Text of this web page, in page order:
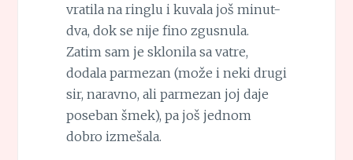
vratila na ringlu i kuvala još minut-
dva, dok se nije fino zgusnula.
Zatim sam je sklonila sa vatre,
dodala parmezan (može i neki drugi
sir, naravno, ali parmezan joj daje
poseban šmek), pa još jednom
dobro izmešala.